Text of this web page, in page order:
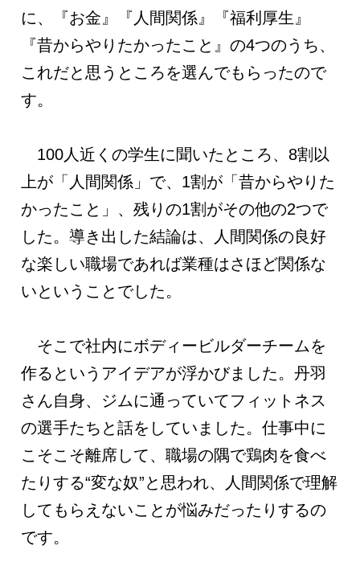
に、『お金』『人間関係』『福利厚生』
『昔からやりたかったこと』の4つのうち、
これだと思うところを選んでもらったので
す。
100人近くの学生に聞いたところ、8割以
上が「人間関係」で、1割が「昔からやりた
かったこと」、残りの1割がその他の2つで
した。導き出した結論は、人間関係の良好
な楽しい職場であれば業種はさほど関係な
いということでした。
そこで社内にボディービルダーチームを
作るというアイデアが浮かびました。丹羽
さん自身、ジムに通っていてフィットネス
の選手たちと話をしていました。仕事中に
こそこそ離席して、職場の隅で鶏肉を食べ
たりする“変な奴”と思われ、人間関係で理解
してもらえないことが悩みだったりするの
です。